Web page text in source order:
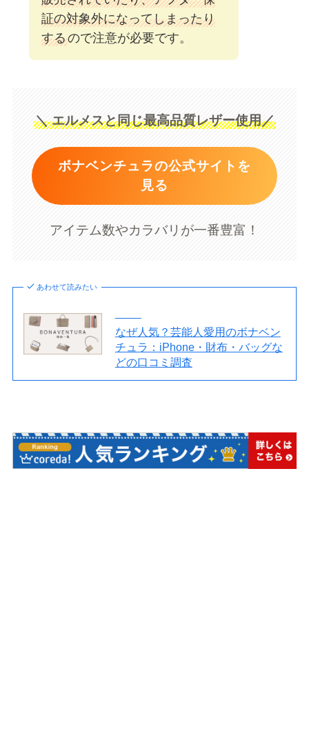
証の対象外になってしまったり
するので注意が必要です。
＼ エルメスと同じ最高品質レザー使用／
ボナベンチュラの公式サイトを
見る
アイテム数やカラバリが一番豊富！
あわせて読みたい
なぜ人気？芸能人愛用のボナベン
チュラ：iPhone・財布・バッグな
どの口コミ調査